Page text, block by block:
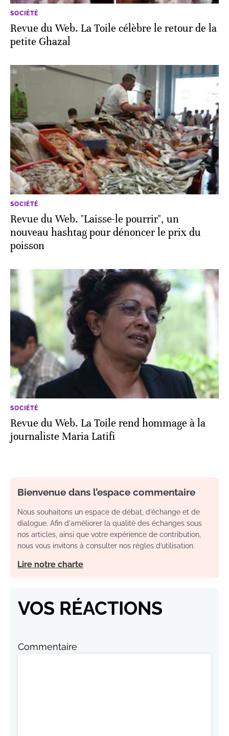
SOCIÉTÉ
Revue du Web. La Toile célèbre le retour de la
petite Ghazal
SOCIÉTÉ
Revue du Web. "Laisse-le pourrir", un
nouveau hashtag pour dénoncer le prix du
poisson
SOCIÉTÉ
Revue du Web. La Toile rend hommage à la
journaliste Maria Latifi
Bienvenue dans l’espace commentaire
Nous souhaitons un espace de débat, d’échange et de
dialogue. Afin d'améliorer la qualité des échanges sous
nos articles, ainsi que votre expérience de contribution,
nous vous invitons à consulter nos règles d’utilisation.
Lire notre charte
VOS RÉACTIONS
Commentaire